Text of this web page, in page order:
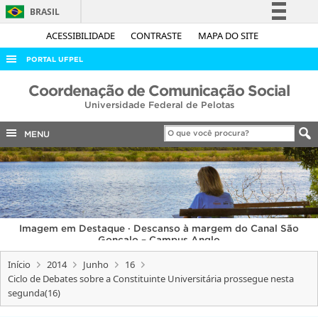
ACESSIBILIDADE CONTRASTE MAPA DO SITE
BRASIL
Simplifique!
Acesso à informação
Legislação
Canais
PORTAL UFPEL
ACESSO À INFORMAÇÃO
COBALTO
CONCURSOS
EDITAIS
INTERNACIONAL
OUVIDORIA
PORTARIAS
TELEFONES
Coordenação de Comunicação Social
Universidade Federal de Pelotas
MENU
Imagem em Destaque · Descanso à margem do Canal São
Gonçalo – Campus Anglo
Início 2014 Junho
16
Ciclo de Debates sobre a Constituinte Universitária prossegue nesta
segunda(16)